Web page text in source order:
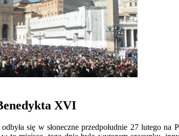
XVI
się w słoneczne przedpołudnie 27 lutego